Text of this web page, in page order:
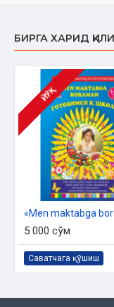
БИРГА ХАРИД
ЙЎҚ
«Men maktabga
5 000 сўм
Саватчага қўшиш